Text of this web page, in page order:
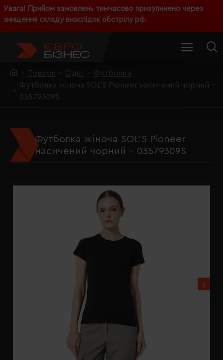
Увага! Прийом замовлень тимчасово призупинено через
знищення складу внаслідок обстрілу рф.
Товари Одяг
Футболки
Футболка жіноча SOL'S Pioneer насичений чорний -
03579309S
Футболка жіноча SOL'S Pioneer
насичений чорний - 03579309S